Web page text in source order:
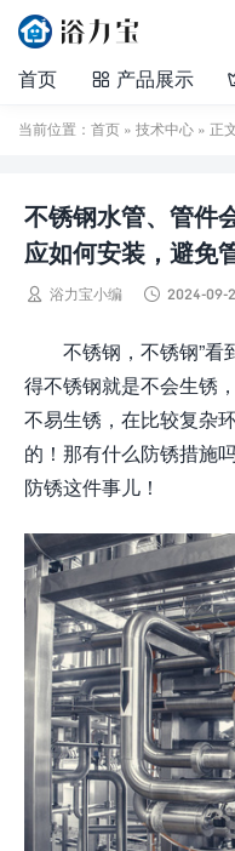
首页  产品展示
当前位置： 首页 » 技术中心 » 正
不锈钢水管、管件
应如何安装，避免
 浴力宝小编  2024-09-
不锈钢，不锈钢”看
得不锈钢就是不会生锈
不易生锈，在比较复杂
的！那有什么防锈措施
防锈这件事儿！